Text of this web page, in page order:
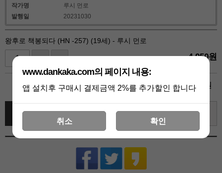
작가명
루시 먼로
발행일
20231030
왕후로 책봉되다 (HN -257) (19세) - 루시 먼로
+1 -1 4,950원
총 상품 금액4,950 원
장바구니 관심상품
www.dankaka.com의 페이지 내용:
앱 설치후 구매시 결제금액 2%를 추가할인 합니다
취소 확인